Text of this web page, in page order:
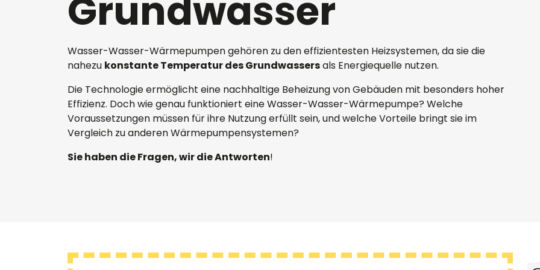
Sie haben
Nachgeführte Photovoltaik
Solarthermie oder
Photovoltaik
Sie haben
Sie haben
Standortanalyse
Verkabelung
Sie haben
Investitionskosten
Peakleistung
Rendite
Verpachtung
Sie haben
Sie haben
Sie haben
Grundwasser
Wasser-Wasser-Wärmepumpen gehören zu den effizientesten Heizsystemen, da sie die
nahezu konstante Temperatur des Grundwassersals Energiequelle nutzen.
Die Technologie ermöglicht eine nachhaltige Beheizung von Gebäuden mit besonders hoher
Effizienz. Doch wie genau funktioniert eine Wasser-Wasser-Wärmepumpe? Welche
Voraussetzungen müssen für ihre Nutzung erfüllt sein, und welche Vorteile bringt sie im
Vergleich zu anderen Wärmepumpensystemen?
Sie haben die Fragen, wir die Antworten!